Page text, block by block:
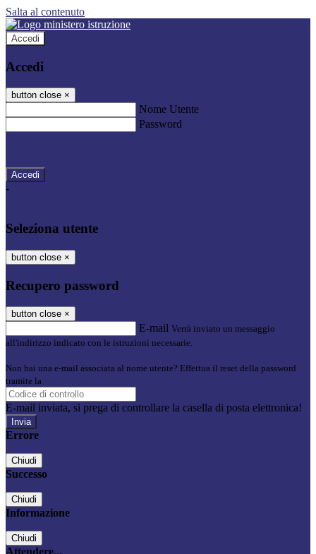
Salta al contenuto
Accedi
Accedi
button close ×
Nome Utente
Password
-
Seleziona utente
button close ×
Recupero password
button close ×
E-mail Verrà inviato un messaggio
all'indirizzo indicato con le istruzioni necessarie.
Non hai una e-mail associata al nome utente? Effettua il reset della password
tramite la
E-mail inviata, si prega di controllare la casella di posta elettronica!
Errore
Chiudi
Successo
Chiudi
Informazione
Chiudi